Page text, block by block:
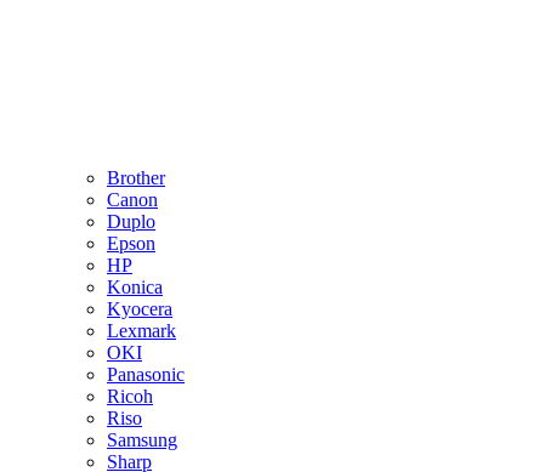
Brother
Canon
Duplo
Epson
HP
Konica
Kyocera
Lexmark
OKI
Panasonic
Ricoh
Riso
Samsung
Sharp